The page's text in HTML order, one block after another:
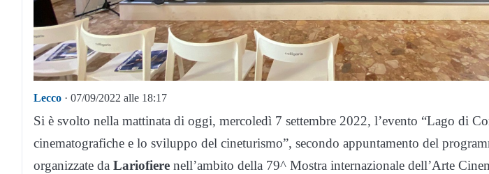
Lecco · 07/09/2022 alle 18:17
Si è svolto nella mattinata di oggi, mercoledì 7 settembre 2022, l’evento “Lago di
cinematografiche e lo sviluppo del cineturismo”, secondo appuntamento del
organizzate da Lariofiere nell’ambito della 79^ Mostra internazionale dell’Arte